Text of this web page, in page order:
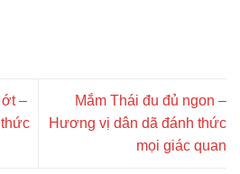
ớt –
Mắm Thái đu đủ ngon –
Hương vị dân dã đánh thức
mọi giác quan